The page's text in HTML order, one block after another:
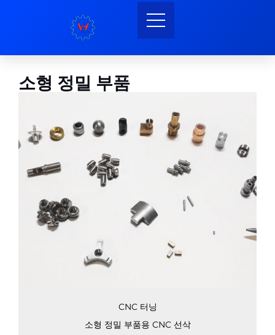
소형 정밀 부품
CNC 터닝
소형 정밀 부품용 CNC 선삭